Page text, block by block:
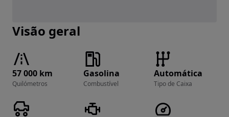
Visão geral
57 000 km
Quilómetros
Gasolina
Combustível
Automática
Tipo de Caixa